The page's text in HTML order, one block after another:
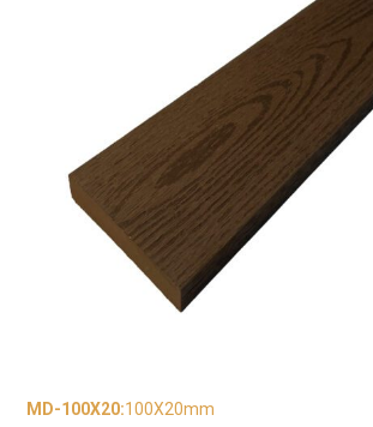
MD-100X20:100X20mm